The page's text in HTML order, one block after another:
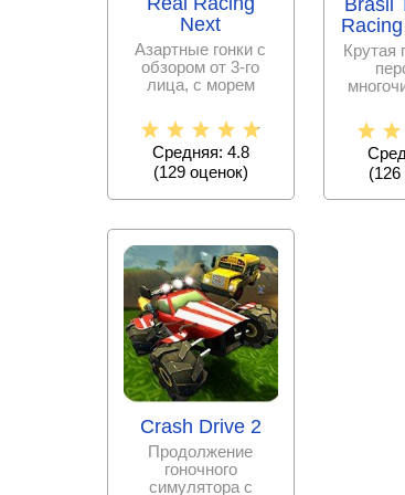
Next
Азартные гонки с
обзором от 3-го
лица, с морем
крутыми
испытаниями
Средняя: 4.8
(129оценок)
Brasil
Крутая
(126
Crash Drive 2
Продолжение
гоночного
симулятора с